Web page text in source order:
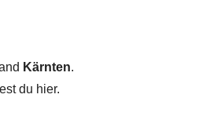
Kärnten.
du hier.